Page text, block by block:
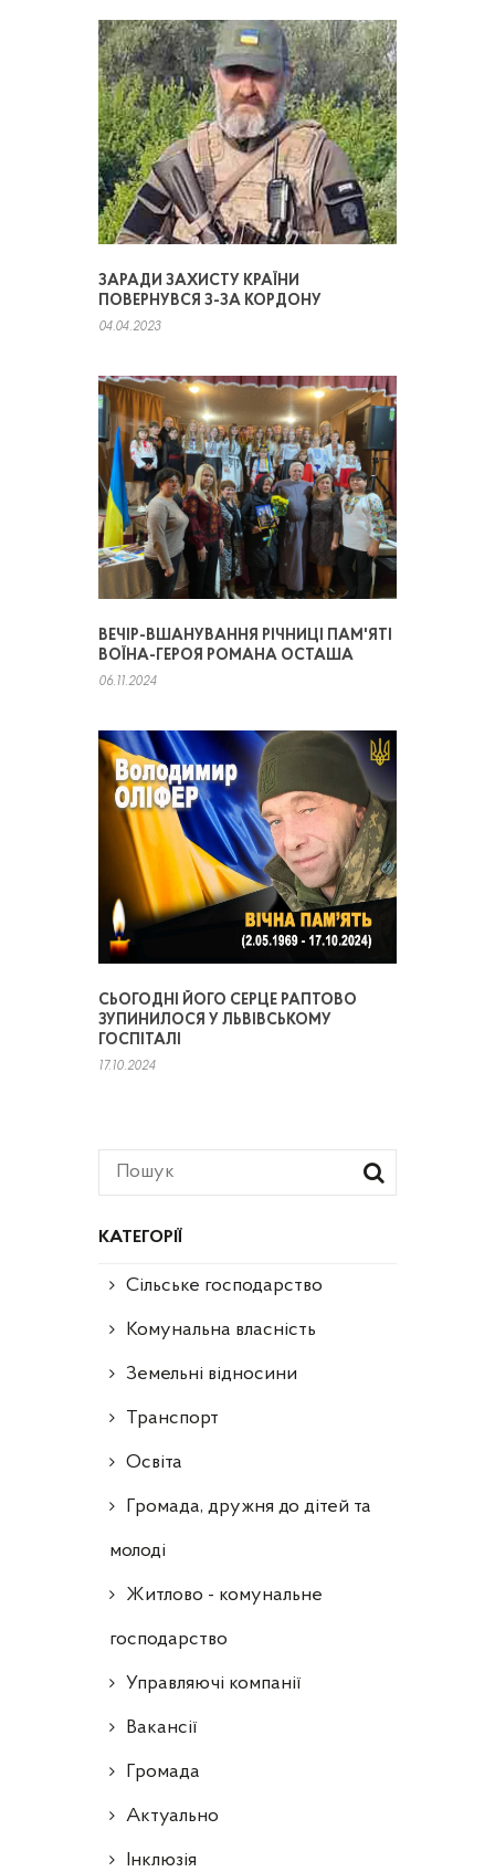
КАТЕГОРІЇ
Сільське господарство
Комунальна власність
Земельні відносини
Транспорт
Освіта
Громада, дружня до дітей та
молоді
Житлово - комунальне
господарство
Управляючі компанії
Ваканcії
Громада
Актуально
Інклюзія
ЗАРАДИ ЗАХИСТУ КРАЇНИ
ПОВЕРНУВСЯ З-ЗА КОРДОНУ
04.04.2023
ВЕЧІР-ВШАНУВАННЯ РІЧНИЦІ ПАМ'ЯТІ
ВОЇНА-ГЕРОЯ РОМАНА ОСТАША
06.11.2024
СЬОГОДНІ ЙОГО СЕРЦЕ РАПТОВО
ЗУПИНИЛОСЯ У ЛЬВІВСЬКОМУ
ГОСПІТАЛІ
17.10.2024